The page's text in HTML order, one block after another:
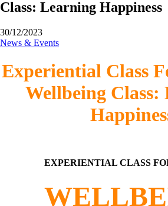
Class: Learning Happiness
30/12/2023
News & Events
Experiential Class
Wellbeing Class:
EXPERIENTIAL CLASS